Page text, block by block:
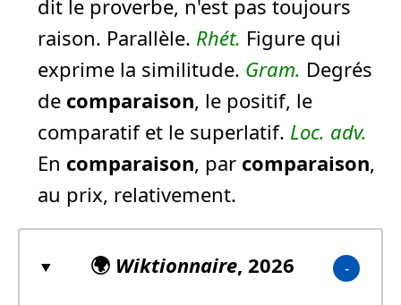
dit le proverbe, n'est pas toujours
raison. Parallèle. Rhét. Figure qui
exprime la similitude. Gram. Degrés
de comparaison, le positif, le
comparatif et le superlatif. Loc. adv.
En comparaison, par comparaison,
au prix, relativement.
🌍 Wiktionnaire, 2026